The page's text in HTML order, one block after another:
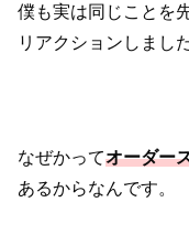
僕も実は同じことを
リアクションしました
なぜかってオーダー
あるからなんです。